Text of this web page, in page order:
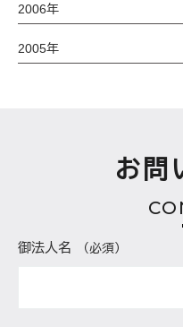
2006年
2005年
お問
御法人名 （必須）